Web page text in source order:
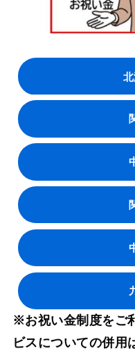
※お祝い金制度をご
ビスについての併用